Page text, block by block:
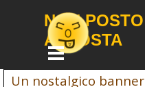
NON POSTO
APPOSTA
Salta menù
Un nostalgico banner